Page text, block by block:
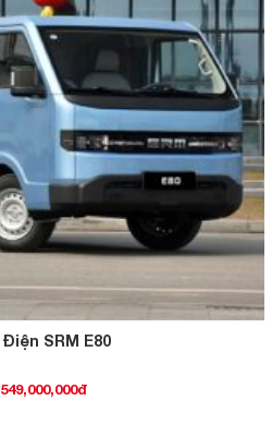
Điện SRM E80
549,000,000đ